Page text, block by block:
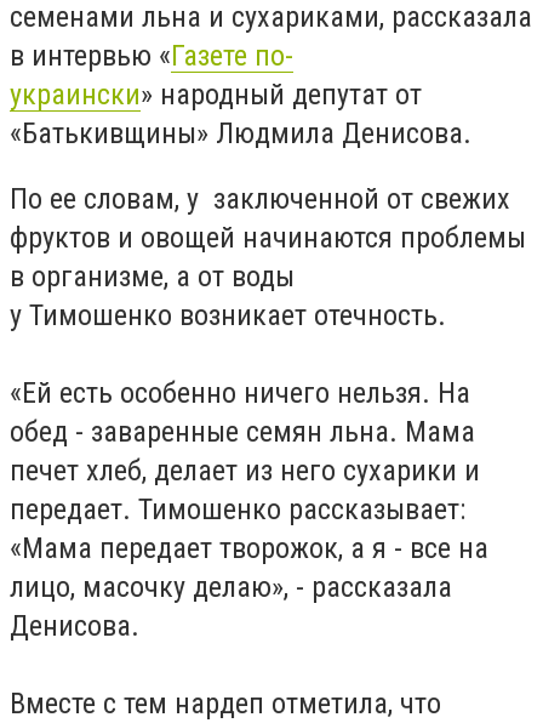
семенами льна и сухариками, рассказала
в интервью «Газете по-
украински» народный депутат от
«Батькивщины» Людмила Денисова.
По ее словам, у заключенной от свежих
фруктов и овощей начинаются проблемы
в организме, а от воды
у Тимошенко возникает отечность.
«Ей есть особенно ничего нельзя. На
обед - заваренные семян льна. Мама
печет хлеб, делает из него сухарики и
передает. Тимошенко рассказывает:
«Мама передает творожок, а я - все на
лицо, масочку делаю», - рассказала
Денисова.
Вместе с тем нардеп отметила, что